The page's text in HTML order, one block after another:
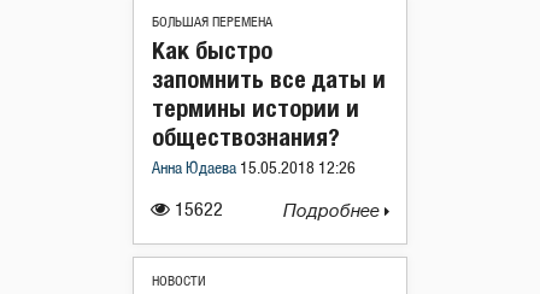
БОЛЬШАЯ ПЕРЕМЕНА
15622
Как быстро
запомнить все даты и
термины истории и
обществознания?
Анна Юдаева 15.05.2018 12:26
Подробнее
НОВОСТИ